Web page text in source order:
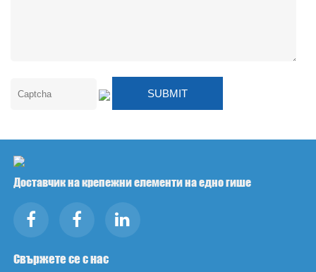
Доставчик на крепежни елементи на едно гише
Свържете се с нас